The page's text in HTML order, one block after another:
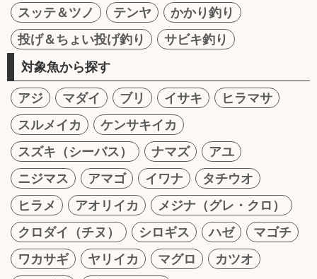
スッテ＆ツノ
テンヤ
かかり釣り
投げ＆ちょい投げ釣り
サビキ釣り
対象魚から探す
アジ マダイ ブリ イサキ
ヒラマサ
スルメイカ
ケンサキイカ
スズキ（シーバス）
ナマズ
アユ
ニジマス
アマゴ イワナ
タチウオ
ヒラメ
アオリイカ
メジナ（グレ・クロ）
クロダイ（チヌ）
シロギス ハゼ
マゴチ
ワカサギ
ヤリイカ マグロ
カツオ